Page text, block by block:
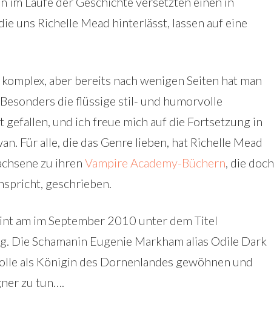
uns Richelle Mead hinterlässt, lassen auf eine
aber bereits nach wenigen Seiten hat man
die flüssige stil- und humorvolle
und ich freue mich auf die Fortsetzung in
Für alle, die das Genre lieben, hat Richelle Mead
zu ihren Vampire Academy-Büchern, die doch
geschrieben.
am im September 2010 unter dem Titel
Die Schamanin Eugenie Markham alias Odile Dark
als Königin des Dornenlandes gewöhnen und
zu tun….